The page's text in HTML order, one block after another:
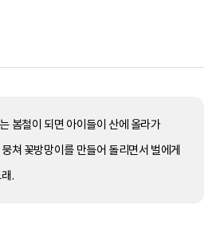
봄철이 되면 아이들이 산에 올라가
쳐 꽃방망이를 만들어 돌리면서 벌에게
.